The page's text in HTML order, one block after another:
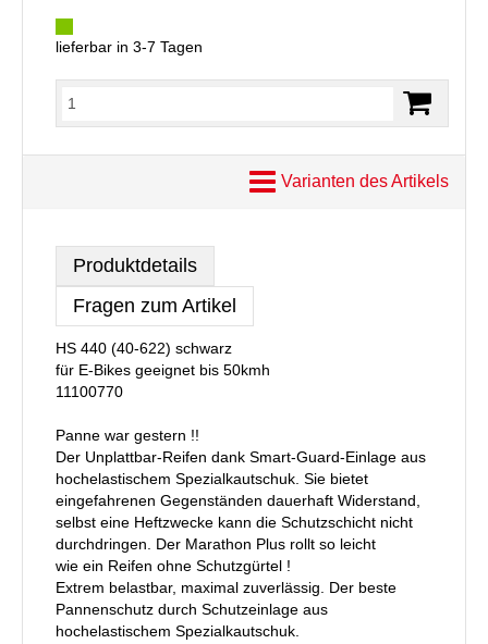
lieferbar in 3-7 Tagen
Varianten des Artikels
Produktdetails
Fragen zum Artikel
HS 440 (40-622) schwarz
für E-Bikes geeignet bis 50kmh
11100770
Panne war gestern !!
Der Unplattbar-Reifen dank Smart-Guard-Einlage aus
hochelastischem Spezialkautschuk. Sie bietet
eingefahrenen Gegenständen dauerhaft Widerstand,
selbst eine Heftzwecke kann die Schutzschicht nicht
durchdringen. Der Marathon Plus rollt so leicht
wie ein Reifen ohne Schutzgürtel !
Extrem belastbar, maximal zuverlässig. Der beste
Pannenschutz durch Schutzeinlage aus
hochelastischem Spezialkautschuk.